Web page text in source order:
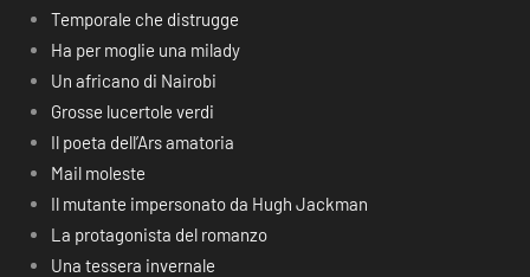
Temporale che distrugge
Ha per moglie una milady
Un africano di Nairobi
Grosse lucertole verdi
Il poeta dell’Ars amatoria
Mail moleste
Il mutante impersonato da Hugh Jackman
La protagonista del romanzo
Una tessera invernale